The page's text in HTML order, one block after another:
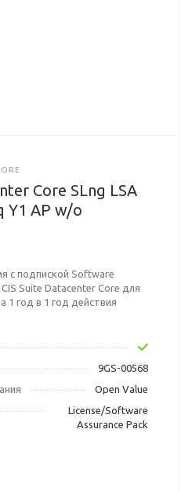
Core SLng LSA
Y1 AP w/o
с подпиской Software
Suite Datacenter Core для
1 год в 1 год действия
9GS-00568
Open Value
License/Software
Assurance Pack